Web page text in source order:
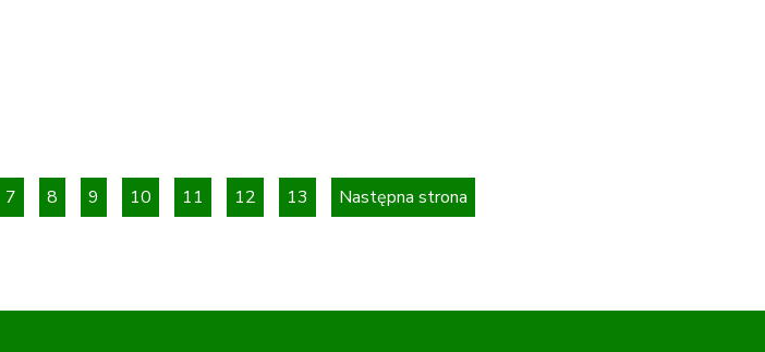
7 8 9 10 11 12 13 Następna strona